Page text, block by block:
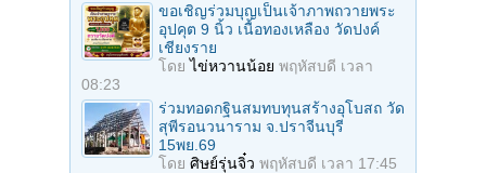
ขอเชิญร่วมบุญเป็นเจ้าภาพถวายพระ
อุปคุต 9 นิ้ว เนื้อทองเหลือง วัดปงค์
เชียงราย
โดยไข่หวานน้อย พฤหัสบดี เวลา
08:23
ร่วมทอดกฐินสมทบทุนสร้างอุโบสถ วัด
สุพีรอนวนาราม จ.ปราจีนบุรี
15พย.69
โดย ศิษย์รุ่นจิ๋ว พฤหัสบดี เวลา 17:45